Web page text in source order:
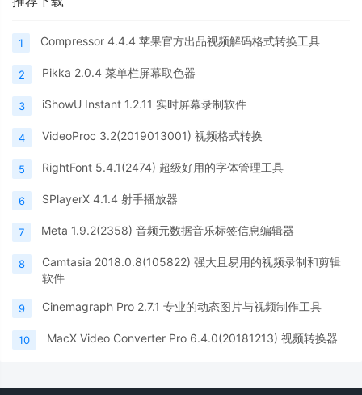
1 Compressor 4.4.4 苹果官方出品视频解码格式转换工具
2 Pikka 2.0.4 菜单栏屏幕取色器
3 iShowU Instant 1.2.11 实时屏幕录制软件
4 VideoProc 3.2(2019013001) 视频格式转换
5 RightFont 5.4.1(2474) 超级好用的字体管理工具
6 SPlayerX 4.1.4 射手播放器
7 Meta 1.9.2(2358) 音频元数据音乐标签信息编辑器
8
Camtasia 2018.0.8(105822) 强大且易用的视频录制和剪辑
软件
9 Cinemagraph Pro 2.7.1 专业的动态图片与视频制作工具
10 MacX Video Converter Pro 6.4.0(20181213) 视频转换器